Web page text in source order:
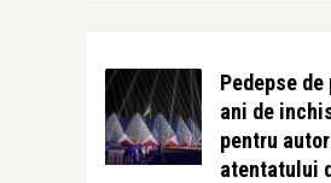
Pedepse de
ani de
pentru
atentatului